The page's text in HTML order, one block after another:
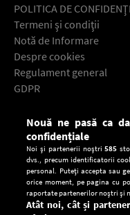
POLITICA DE
Termeni şi condiţii
Notă de Informare
Despre cookies
Regulament general
GDPR
Descarcă gratuit
Nouă ne pasă ca
confidențiale
Noi și partenerii noștri585
dvs., precum identificatorii
personal. Puteți accepta sau
orice moment, pe pagina cu
raportate partenerilor noștri și
Atât noi, cât și